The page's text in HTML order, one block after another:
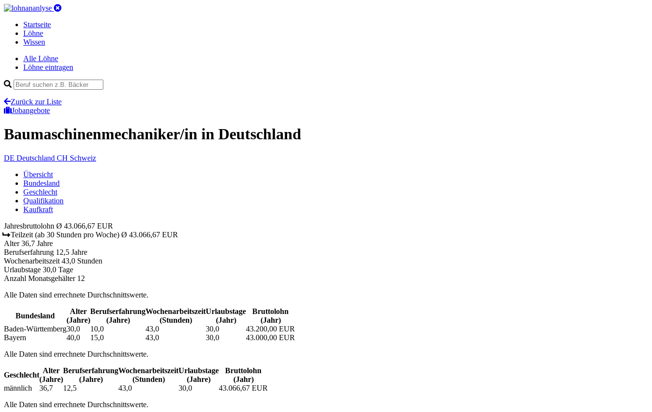
Startseite
Löhne
Wissen
Alle Löhne
Löhne eintragen
Zurück zur Liste
Jobangebote
Baumaschinenmechaniker/in in Deutschland
DE Deutschland CH Schweiz
Übersicht
Bundesland
Geschlecht
Qualifikation
Kaufkraft
Jahresbruttolohn Ø 43.066,67 EUR
Teilzeit (ab 30 Stunden pro Woche) Ø 43.066,67 EUR
Alter 36,7 Jahre
Berufserfahrung 12,5 Jahre
Wochenarbeitszeit 43,0 Stunden
Urlaubstage 30,0 Tage
Anzahl Monatsgehälter 12
Alle Daten sind errechnete Durchschnittswerte.
Bundesland
Alter
(Jahre)
Berufs­erfahrung
(Jahre)
Wochen­arbeitszeit
(Stunden)
Urlaubs­tage
(Jahr)
Bruttolohn
(Jahr)
Baden-Württemberg30,0 10,0 43,0 30,0
43.200,00 EUR
Bayern
40,0 15,0 43,0 30,0
43.000,00 EUR
Alle Daten sind errechnete Durchschnittswerte.
Geschlecht
Alter
(Jahre)
Berufs­erfahrung
(Jahre)
Wochen­arbeitszeit
(Stunden)
Urlaubs­tage
(Jahre)
Bruttolohn
(Jahr)
männlich
36,7 12,5 43,0 30,0
43.066,67 EUR
Alle Daten sind errechnete Durchschnittswerte.